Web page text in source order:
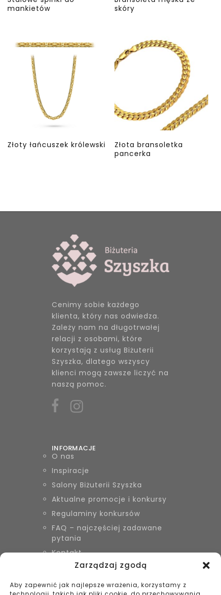
Zarządzaj zgodą
Aby zapewnić jak najlepsze wrażenia, korzystamy z
mankietów
skóry
Złoty łańcuszek królewski
Złota bransoletka
pancerka
Cenimy sobie każdego
klienta, który nas odwiedza.
Zależy nam na długotrwałej
relacji z osobami, które
korzystają z usług Biżuterii
Szyszka, dlatego wszyscy
klienci mogą zawsze liczyć na
naszą pomoc.
INFORMACJE
O nas
Inspiracje
Salony Biżuterii Szyszka
Aktualne promocje i konkursy
Regulaminy konkursów
FAQ – najczęściej zadawane
pytania
Kontakt
KONTAKT